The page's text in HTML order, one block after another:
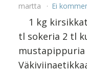
martta Ei
1 kg
tl sokeria 2 tl
mustapippuria